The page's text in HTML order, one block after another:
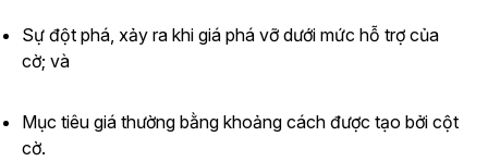
Sự đột phá, xảy ra khi giá phá vỡ dưới mức hỗ trợ của
cờ; và
Mục tiêu giá thường bằng khoảng cách được tạo bởi cột
cờ.